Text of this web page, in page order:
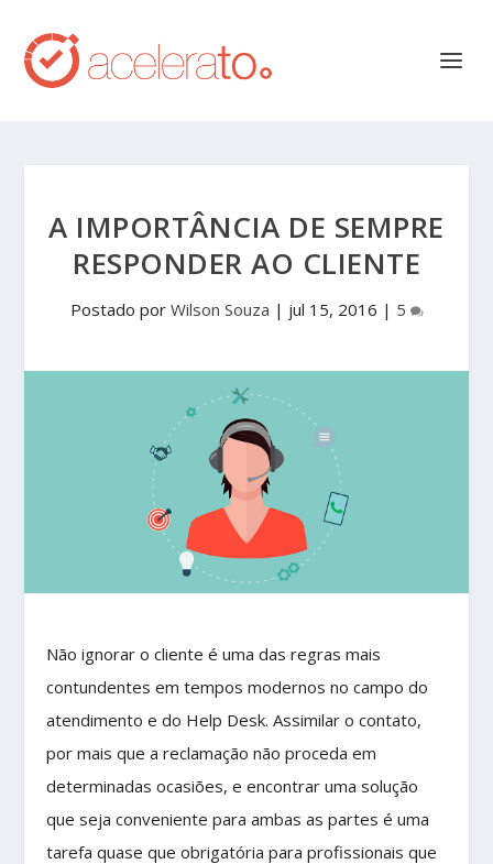
A IMPORTÂNCIA DE SEMPRE
RESPONDER AO CLIENTE
Postado por Wilson Souza | jul 15, 2016 | 5
Não ignorar o cliente é uma das regras mais
contundentes em tempos modernos no campo do
atendimento e do Help Desk. Assimilar o contato,
por mais que a reclamação não proceda em
determinadas ocasiões, e encontrar uma solução
que seja conveniente para ambas as partes é uma
tarefa quase que obrigatória para profissionais que